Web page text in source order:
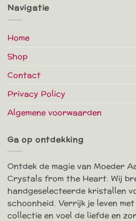
Navigatie
Home
Shop
Contact
Privacy Policy
Algemene voorwaarden
Ga op ontdekking
Ontdek de magie van Moeder
Crystals from the Heart. Wij
handgeselecteerde kristallen
schoonheid. Verrijk je leven
collectie en voel de liefde en